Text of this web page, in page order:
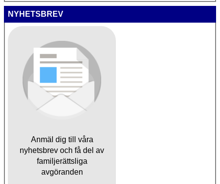
NYHETSBREV
Anmäl dig till våra
nyhetsbrev och få del av
familjerättsliga
avgöranden